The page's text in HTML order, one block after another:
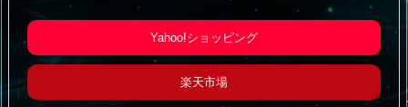
Yahoo!ショッピング
楽天市場